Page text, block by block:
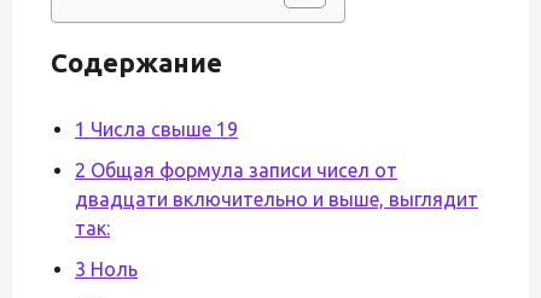
Содержание
1 Числа свыше 19
2 Общая формула записи чисел от
двадцати включительно и выше, выглядит
так:
3 Ноль